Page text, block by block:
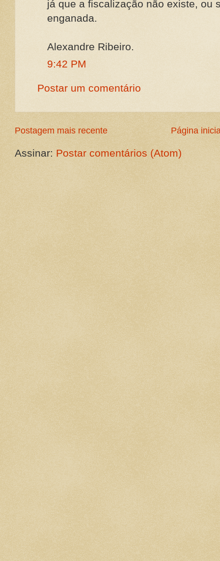
já que a fiscalização não existe, ou
enganada.
Alexandre Ribeiro.
9:42 PM
Postar um comentário
Postagem mais recente Página
Assinar: Postar comentários (Atom)